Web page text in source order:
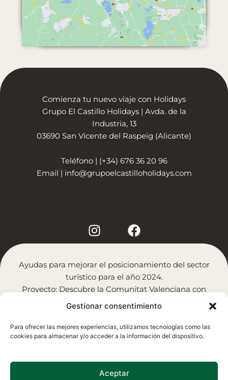
Gestionar consentimiento
Para ofrecer las mejores experiencias, utilizamos tecnologías como las
cookies para almacenar y/o acceder a la información del dispositivo.
Aceptar
Comienza tu nuevo viaje con Holidays
Grupo El Castillo Holidays | Avda. de la
Industria, 13
03690 San Vicente del Raspeig (Alicante)
Teléfono | (+34) 676 36 20 96
Email | info@grupoelcastilloholidays.com
I
n
t
a
g
a
m
F
a
e
b
o
o
k
Ayudas para mejorar el posicionamiento del sector
turístico para el año 2024.
Proyecto: Descubre la Comunitat Valenciana con
Holidays, Agencia de Viajes.